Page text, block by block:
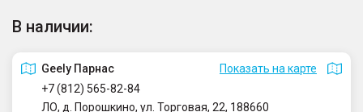
В наличии:
Geely Парнас
Показать на карте
+7 (812) 565-82-84
ЛО, д. Порошкино, ул. Торговая, 22, 188660